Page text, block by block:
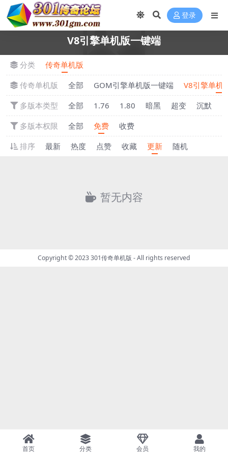
登录
V8引擎单机版一键端
分类
传奇单机版
传奇单机版
全部 GOM引擎单机版一键端
V8引擎单机
多版本类型
全部 1.76 1.80 暗黑 超变 沉默
多版本权限
全部 免费
收费
排序
最新 热度 点赞 收藏 更新 随机
暂无内容
Copyright © 2023301传奇单机版 - All rights reserved
首页 分类 会员 我的